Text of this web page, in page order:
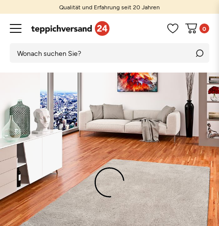
Qualität und Erfahrung seit 20 Jahren
0